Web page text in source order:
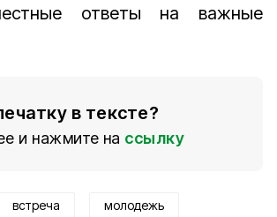
ответы на важные
в тексте?
и нажмите на ссылку
встреча молодежь